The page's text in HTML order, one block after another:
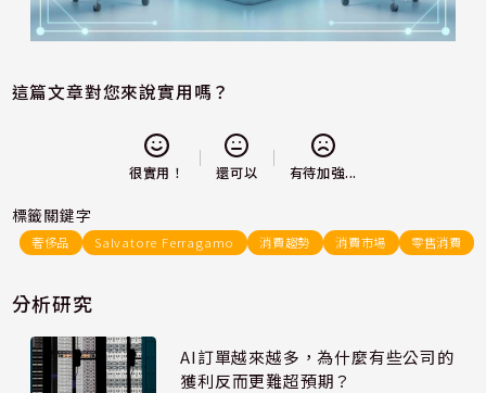
這篇文章對您來說實用嗎？
很實用！ 還可以 有待加強...
標籤關鍵字
奢侈品 Salvatore Ferragamo 消費趨勢 消費市場 零售消費
分析研究
AI訂單越來越多，為什麼有些公司的
獲利反而更難超預期？